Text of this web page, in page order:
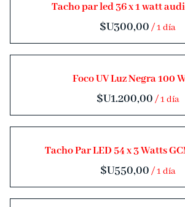
Video
Deco
Contacto
Tacho par led 36 x 1 watt
/
Foco UV Luz Negra 100
/
Tacho Par LED 54 x 3 Watts
/